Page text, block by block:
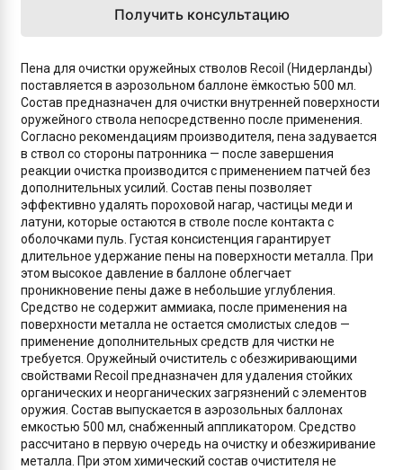
Получить консультацию
Пена для очистки оружейных стволов Recoil (Нидерланды)
поставляется в аэрозольном баллоне ёмкостью 500 мл.
Состав предназначен для очистки внутренней поверхности
оружейного ствола непосредственно после применения.
Согласно рекомендациям производителя, пена задувается
в ствол со стороны патронника — после завершения
реакции очистка производится с применением патчей без
дополнительных усилий. Состав пены позволяет
эффективно удалять пороховой нагар, частицы меди и
латуни, которые остаются в стволе после контакта с
оболочками пуль. Густая консистенция гарантирует
длительное удержание пены на поверхности металла. При
этом высокое давление в баллоне облегчает
проникновение пены даже в небольшие углубления.
Средство не содержит аммиака, после применения на
поверхности металла не остается смолистых следов —
применение дополнительных средств для чистки не
требуется. Оружейный очиститель с обезжиривающими
свойствами Recoil предназначен для удаления стойких
органических и неорганических загрязнений с элементов
оружия. Состав выпускается в аэрозольных баллонах
емкостью 500 мл, снабженный аппликатором. Средство
рассчитано в первую очередь на очистку и обезжиривание
металла. При этом химический состав очистителя не